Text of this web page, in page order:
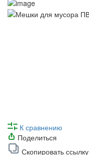
К сравнению
Поделиться
Скопировать ссылку